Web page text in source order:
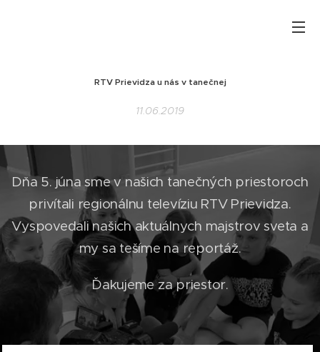
RTV Prievidza u nás v tanečnej
11.06.2019
Dňa 5. júna sme v našich tanečných priestoroch
privítali regionálnu televíziu RTV Prievidza.
Vyspovedali našich aktuálnych majstrov sveta a
my sa tešíme na reportáž.
Ďakujeme za priestor.